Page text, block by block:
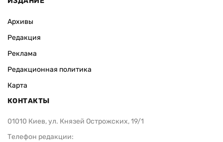
Архивы
Редакция
Реклама
Редакционная политика
Карта
КОНТАКТЫ
01010 Киев, ул. Князей Острожских, 19/1
Телефон редакции: